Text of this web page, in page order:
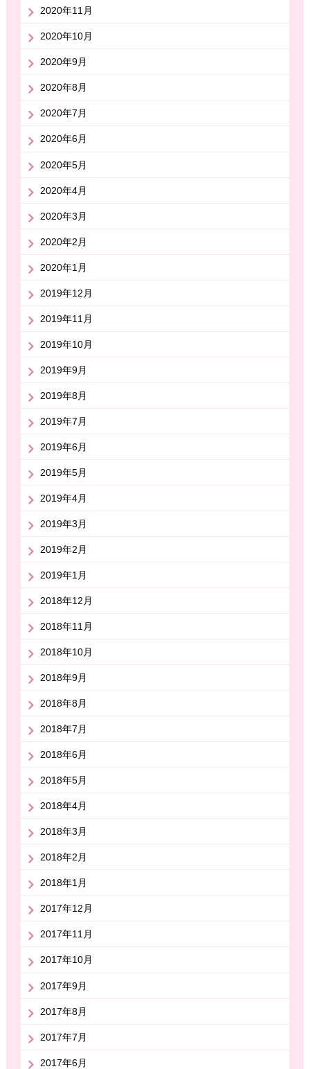
2020年11月
2020年10月
2020年9月
2020年8月
2020年7月
2020年6月
2020年5月
2020年4月
2020年3月
2020年2月
2020年1月
2019年12月
2019年11月
2019年10月
2019年9月
2019年8月
2019年7月
2019年6月
2019年5月
2019年4月
2019年3月
2019年2月
2019年1月
2018年12月
2018年11月
2018年10月
2018年9月
2018年8月
2018年7月
2018年6月
2018年5月
2018年4月
2018年3月
2018年2月
2018年1月
2017年12月
2017年11月
2017年10月
2017年9月
2017年8月
2017年7月
2017年6月